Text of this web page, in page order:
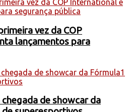
vez da COP
lançamentos para
de showcar da